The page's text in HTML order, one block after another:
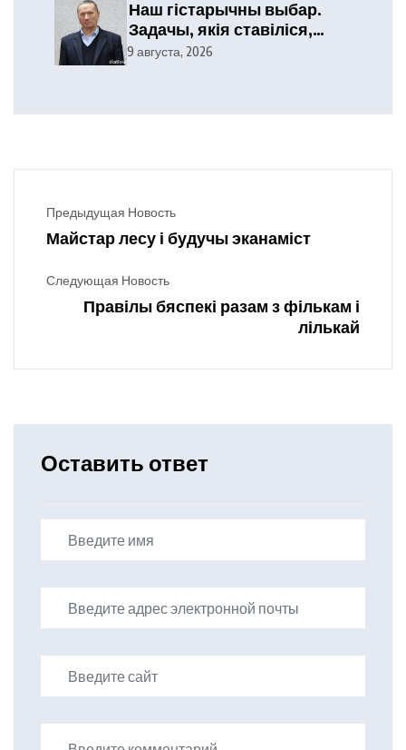
экономики
Наш гістарычны выбар.
Задачы, якія ставіліся,
выкананы
9 августа, 2026
Предыдущая Новость
Майстар лесу і будучы эканаміст
Следующая Новость
Правілы бяспекі разам з фількам і
лількай
Оставить ответ